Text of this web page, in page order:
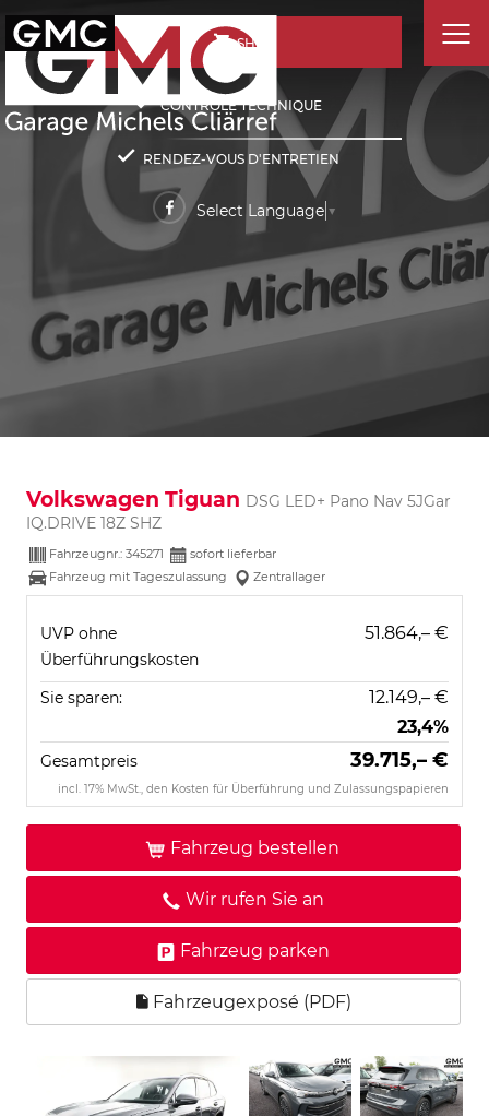
SHOP
CONTRÔLE TECHNIQUE
RENDEZ-VOUS D'ENTRETIEN
Select Language ▼
Volkswagen Tiguan DSG LED+ Pano Nav 5JGar
IQ.DRIVE 18Z SHZ
Fahrzeugnr.: 345271
sofort lieferbar
Fahrzeug mit Tageszulassung
Zentrallager
UVP ohne
Überführungskosten
51.864,– €
Sie sparen:
12.149,– €
23,4%
Gesamtpreis 39.715,– €
incl. 17% MwSt., den Kosten für Überführung und Zulassungspapieren
Fahrzeug bestellen
Wir rufen Sie an
Fahrzeug parken
Fahrzeugexposé (PDF)